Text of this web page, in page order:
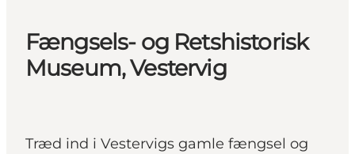
Fængsels- og Retshistorisk
Museum, Vestervig
Træd ind i Vestervigs gamle fængsel og